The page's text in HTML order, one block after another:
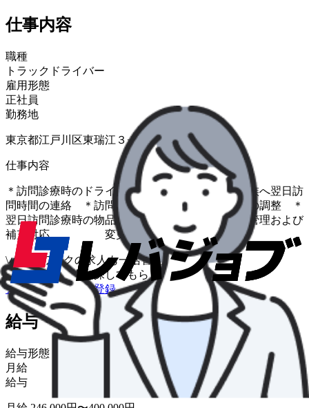
仕事内容
職種
トラックドライバー
雇用形態
正社員
勤務地
東京都江戸川区東瑞江３−５５−１１
仕事内容
＊訪問診療時のドライバー業務 ＊患者様・ご家族へ翌日訪
問時間の連絡 ＊訪問ルート調整 ＊緊急往診時の調整 ＊
翌日訪問診療時の物品・書類準備 ＊医療物品の管理および
補充対応 変更範囲：法人の定める業務
\ハローワークの求人も一括管理
自分に合う求人を探してもらう
まずは無料で会員登録
給与・福利厚生
給与形態
月給
給与